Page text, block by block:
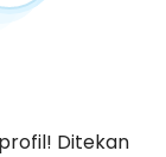
Ditekan